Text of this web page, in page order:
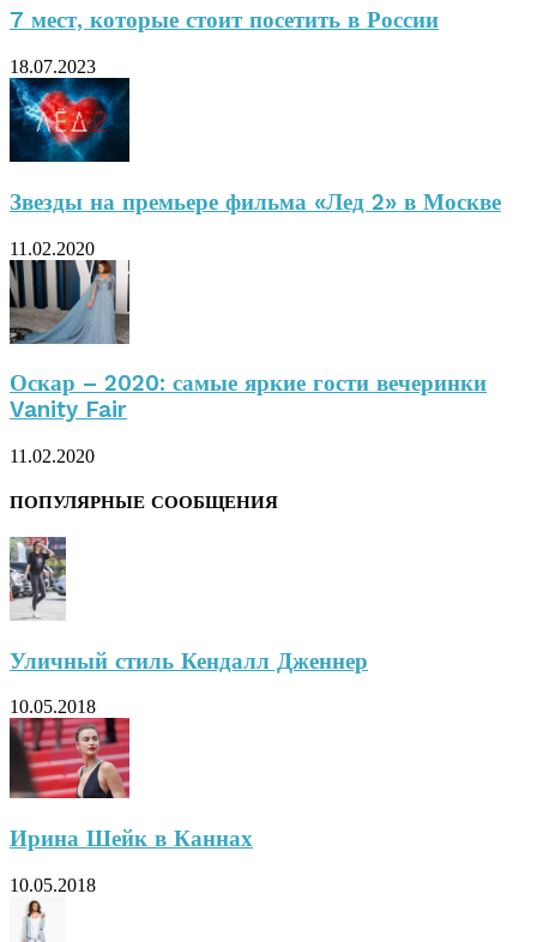
7 мест, которые стоит посетить в России
18.07.2023
Звезды на премьере фильма «Лед 2» в Москве
11.02.2020
Оскар – 2020: самые яркие гости вечеринки
Vanity Fair
11.02.2020
ПОПУЛЯРНЫЕ СООБЩЕНИЯ
Уличный стиль Кендалл Дженнер
10.05.2018
Ирина Шейк в Каннах
10.05.2018